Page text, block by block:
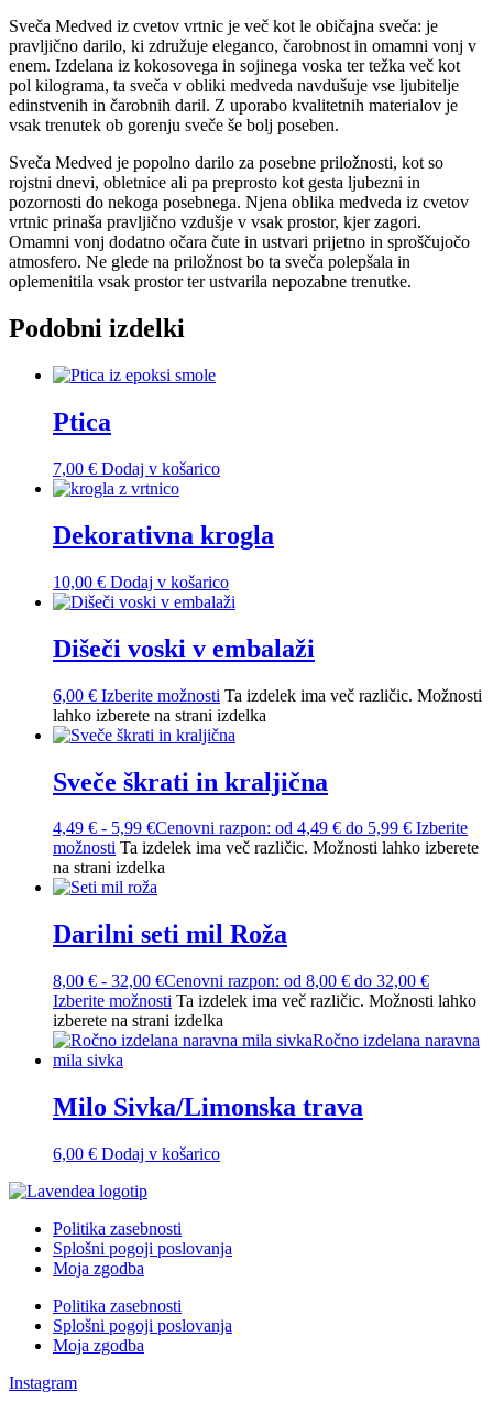
Sveča Medved iz cvetov vrtnic je več kot le običajna sveča: je
pravljično darilo, ki združuje eleganco, čarobnost in omamni vonj v
enem. Izdelana iz kokosovega in sojinega voska ter težka več kot
pol kilograma, ta sveča v obliki medveda navdušuje vse ljubitelje
edinstvenih in čarobnih daril. Z uporabo kvalitetnih materialov je
vsak trenutek ob gorenju sveče še bolj poseben.
Sveča Medved je popolno darilo za posebne priložnosti, kot so
rojstni dnevi, obletnice ali pa preprosto kot gesta ljubezni in
pozornosti do nekoga posebnega. Njena oblika medveda iz cvetov
vrtnic prinaša pravljično vzdušje v vsak prostor, kjer zagori.
Omamni vonj dodatno očara čute in ustvari prijetno in sproščujočo
atmosfero. Ne glede na priložnost bo ta sveča polepšala in
oplemenitila vsak prostor ter ustvarila nepozabne trenutke.
Podobni izdelki
Ptica
7,00 € Dodaj v košarico
Dekorativna krogla
10,00 € Dodaj v košarico
Dišeči voski v embalaži
6,00 € Izberite možnosti Ta izdelek ima več različic. Možnosti
lahko izberete na strani izdelka
Sveče škrati in kraljična
4,49 € - 5,99 €Cenovni razpon: od 4,49 € do 5,99 € Izberite
možnosti Ta izdelek ima več različic. Možnosti lahko izberete
na strani izdelka
Darilni seti mil Roža
8,00 € - 32,00 €Cenovni razpon: od 8,00 € do 32,00 €
Izberite možnosti Ta izdelek ima več različic. Možnosti lahko
izberete na strani izdelka
Milo Sivka/Limonska trava
6,00 € Dodaj v košarico
Politika zasebnosti
Splošni pogoji poslovanja
Moja zgodba
Politika zasebnosti
Splošni pogoji poslovanja
Moja zgodba
Instagram